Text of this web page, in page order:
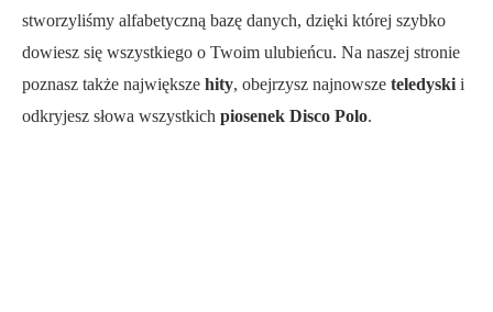
stworzyliśmy alfabetyczną bazę danych, dzięki której szybko
dowiesz się wszystkiego o Twoim ulubieńcu. Na naszej stronie
poznasz także największe hity, obejrzysz najnowsze teledyski i
odkryjesz słowa wszystkich piosenek Disco Polo.